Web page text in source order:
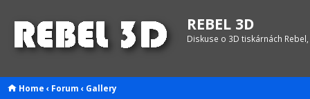
REBEL 3D
Diskuse o 3D tiskárnách
Home ‹ Forum ‹ Gallery